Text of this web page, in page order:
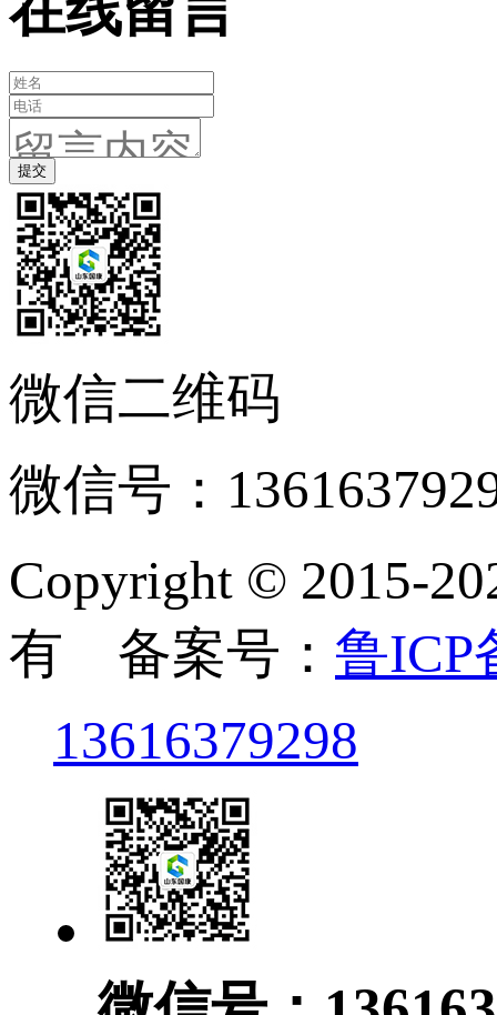
微信二维码
微信号：
Copyright © 2015-
有 备案号： 鲁ICP
13616379298